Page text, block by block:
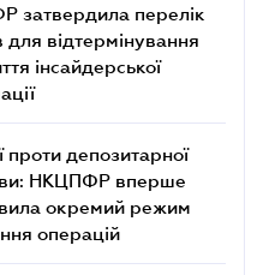
затвердила перелік
для відтермінування
інсайдерської
проти депозитарної
НКЦПФР вперше
окремий режим
операцій